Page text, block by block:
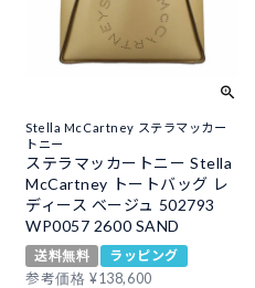
Stella McCartney ステラマッカー
トニー
ステラマッカートニー Stella
McCartney トートバッグ レ
ディース ベージュ 502793
WP0057 2600 SAND
送料無料
ラッピング
参考価格 ¥138,600